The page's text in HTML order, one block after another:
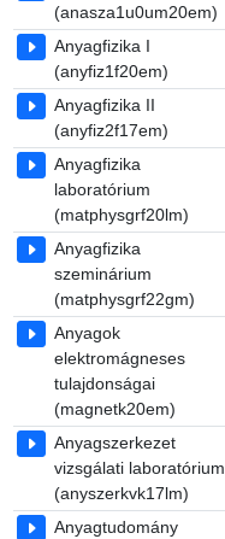
(anasza1u0um20em)
Anyagfizika I
(anyfiz1f20em)
Anyagfizika II
(anyfiz2f17em)
Anyagfizika
laboratórium
(matphysgrf20lm)
Anyagfizika
szeminárium
(matphysgrf22gm)
Anyagok
elektromágneses
tulajdonságai
(magnetk20em)
Anyagszerkezet
vizsgálati laboratórium
(anyszerkvk17lm)
Anyagtudomány